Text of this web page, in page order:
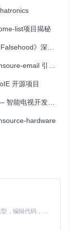
项目推荐的仿真
户可以展示自己的
。
础理论到高级工
选的，确保用户
子工程的世界中
程之旅吧！
list项目揭秘
》深度剖析
领高效通信新时代
开源项目
开发的宝藏资源库
hardware
Claude Code 的开源替代方案。连接任意大模型，编辑代码，运行命令，自动验证 — 全自动执行。用 Rust 构建，极致性能。 ｜ An open-source alternative to Claude Code. Connect any LLM, edit code, run commands, and verify changes — autonomously. Built in Rust for speed. Get Started